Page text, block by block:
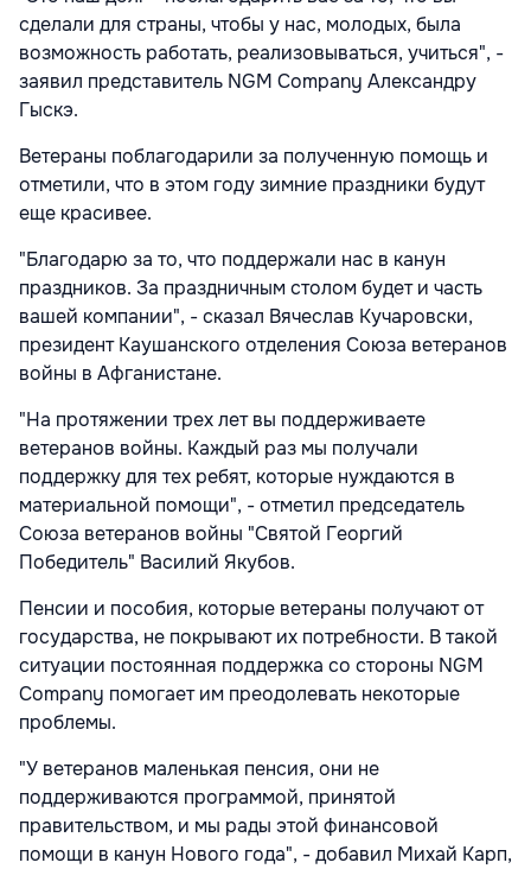
сделали для страны, чтобы у нас, молодых, была
возможность работать, реализовываться, учиться", -
заявил представитель NGM Company Александру
Гыскэ.
Ветераны поблагодарили за полученную помощь и
отметили, что в этом году зимние праздники будут
еще красивее.
"Благодарю за то, что поддержали нас в канун
праздников. За праздничным столом будет и часть
вашей компании", - сказал Вячеслав Кучаровски,
президент Каушанского отделения Союза ветеранов
войны в Афганистане.
"На протяжении трех лет вы поддерживаете
ветеранов войны. Каждый раз мы получали
поддержку для тех ребят, которые нуждаются в
материальной помощи", - отметил председатель
Союза ветеранов войны "Святой Георгий
Победитель" Василий Якубов.
Пенсии и пособия, которые ветераны получают от
государства, не покрывают их потребности. В такой
ситуации постоянная поддержка со стороны NGM
Company помогает им преодолевать некоторые
проблемы.
"У ветеранов маленькая пенсия, они не
поддерживаются программой, принятой
правительством, и мы рады этой финансовой
помощи в канун Нового года", - добавил Михай Карп,